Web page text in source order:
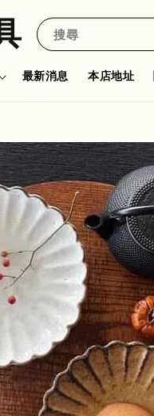
搜尋
最新消息 本店地址